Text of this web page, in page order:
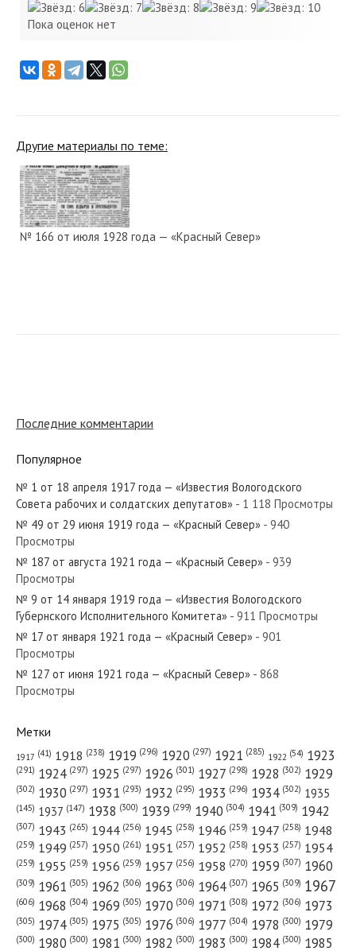
Пока оценок нет
Другие материалы по теме:
№ 166 от июля 1928 года — «Красный Север»
№ 107 от мая 1982 года — «Красный Север»
№ 232 от октября 1942 года — «Красный Север»
№ 174 от июля 1963 года — «Красный Север»
№ 253 от декабря 1950 года — «Красный Север»
№ 99 от апреля 1972 года — «Красный Север»
Последние комментарии
Популярное
№ 1 от 18 апреля 1917 года — «Известия Вологодского
Совета рабочих и солдатских депутатов» - 1 118 Просмотры
№ 49 от 29 июня 1919 года — «Красный Север» - 940
Просмотры
№ 187 от августа 1921 года — «Красный Север» - 939
Просмотры
№ 9 от 14 января 1919 года — «Известия Вологодского
Губернского Исполнительного Комитета» - 911 Просмотры
№ 17 от января 1921 года — «Красный Север» - 901
Просмотры
№ 127 от июня 1921 года — «Красный Север» - 868
Просмотры
Метки
1917 (41) 1918 (238) 1919 (296) 1920 (297) 1921 (285) 1922 (54) 1923
(291) 1924 (297) 1925 (297) 1926 (301) 1927 (298) 1928 (302) 1929
(302) 1930 (297) 1931 (293) 1932 (295) 1933 (296) 1934 (302) 1935
(145) 1937 (147) 1938 (300) 1939 (299) 1940 (304) 1941 (309) 1942
(307) 1943 (265) 1944 (256) 1945 (258) 1946 (259) 1947 (258) 1948
(259) 1949 (257) 1950 (261) 1951 (257) 1952 (258) 1953 (257) 1954
(259) 1955 (259) 1956 (259) 1957 (256) 1958 (270) 1959 (307) 1960
(309) 1961 (305) 1962 (306) 1963 (306) 1964 (307) 1965 (309) 1967
(606) 1968 (304) 1969 (305) 1970 (306) 1971 (308) 1972 (306) 1973
(305) 1974 (305) 1975 (305) 1976 (306) 1977 (304) 1978 (300) 1979
(300) 1980 (300) 1981 (300) 1982 (300) 1983 (300) 1984 (300) 1985